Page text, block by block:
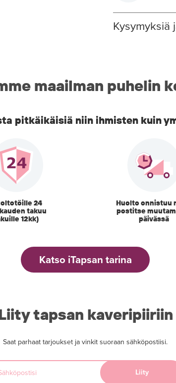
Kysymyksiä
maailman puhelin
pitkäikäisiä niin ihmisten kuin
24
takuu
12kk)
Huolto onnistuu
postitse
päivässä
Katso iTapsan tarina
tapsan kaveripiiriin
Saat parhaat tarjoukset ja vinkit suoraan sähköpostiisi.